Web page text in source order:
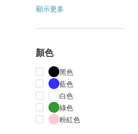
顯示更多
顏色
黑色
藍色
白色
綠色
粉紅色